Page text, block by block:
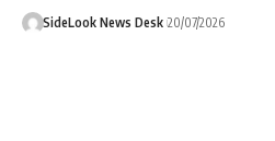
SideLook News Desk 20/07/2026